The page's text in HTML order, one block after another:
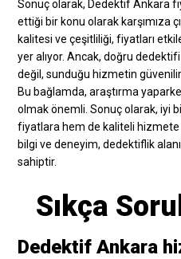
Sonuç olarak, Dedektif Ankara
ettiği bir konu olarak karşımıza
kalitesi ve çeşitliliği, fiyatları
yer alıyor. Ancak, doğru
değil, sunduğu hizmetin
Bu bağlamda, araştırma
olmak önemli. Sonuç olarak, iyi
fiyatlara hem de kaliteli
bilgi ve deneyim, dedektiflik
sahiptir.
Sıkça
Dedektif Ankara